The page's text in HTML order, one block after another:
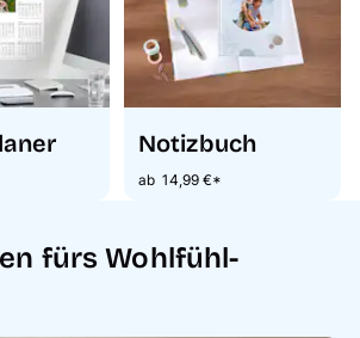
Notizbuch
ab 14,99 €*
fürs Wohlfühl-